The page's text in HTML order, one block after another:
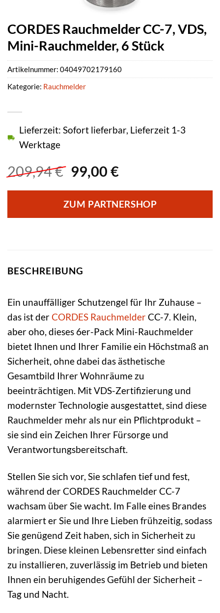
CORDES Rauchmelder CC-7, VDS,
Mini-Rauchmelder, 6 Stück
209,94€ Ursprünglicher
Preis
war:
209,94 €
99,00 €Aktueller
ist:
99,00 €.
Lieferzeit: Sofort lieferbar, Lieferzeit 1-3
Werktage
ZUM PARTNERSHOP
Artikelnummer: 04049702179160
Kategorie: Rauchmelder
BESCHREIBUNG
Ein unauffälliger Schutzengel für Ihr Zuhause –
das ist derCORDES RauchmelderCC-7. Klein,
aber oho, dieses 6er-Pack Mini-Rauchmelder
bietet Ihnen und Ihrer Familie ein Höchstmaß an
Sicherheit, ohne dabei das ästhetische
Gesamtbild Ihrer Wohnräume zu
beeinträchtigen. Mit VDS-Zertifizierung und
modernster Technologie ausgestattet, sind diese
Rauchmelder mehr als nur ein Pflichtprodukt –
sie sind ein Zeichen Ihrer Fürsorge und
Verantwortungsbereitschaft.
Stellen Sie sich vor, Sie schlafen tief und fest,
während der CORDES Rauchmelder CC-7
wachsam über Sie wacht. Im Falle eines Brandes
alarmiert er Sie und Ihre Lieben frühzeitig, sodass
Sie genügend Zeit haben, sich in Sicherheit zu
bringen. Diese kleinen Lebensretter sind einfach
zu installieren, zuverlässig im Betrieb und bieten
Ihnen ein beruhigendes Gefühl der Sicherheit –
Tag und Nacht.